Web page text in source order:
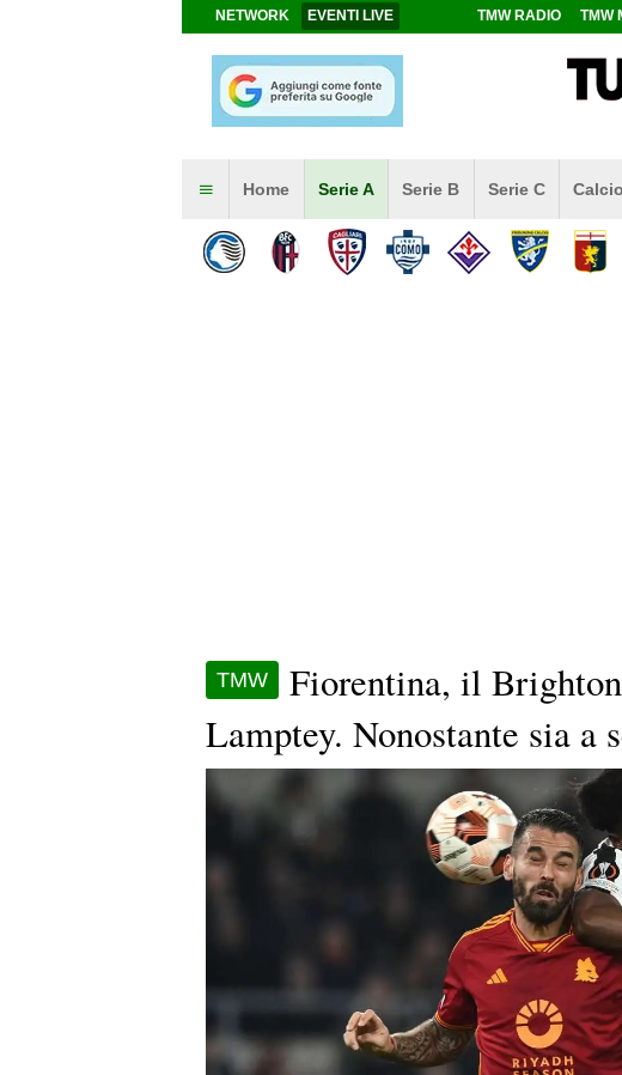
NETWORK EVENTI LIVE TMW RADIO TMW
Home Serie A Serie B Serie C
TMW
Fiorentina, il
Lamptey. Nonostante sia a